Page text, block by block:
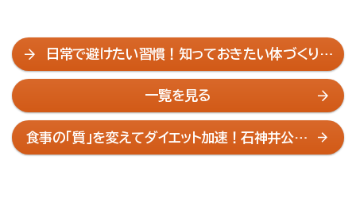
日常で避けたい習慣！知っておきたい体づくりの
基本
一覧を見る
食事の「質」を変えてダイエット加速！石神井公園
のパーソナルジムが解説